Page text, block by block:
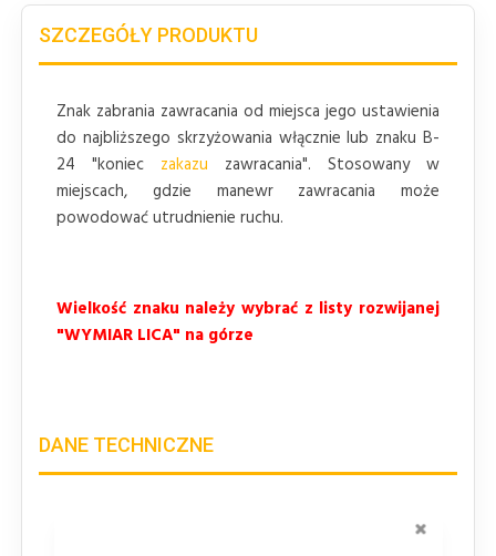
SZCZEGÓŁY PRODUKTU
Znak zabrania zawracania od miejsca jego ustawienia
do najbliższego skrzyżowania włącznie lub znaku B-
24 "koniec zakazu zawracania". Stosowany w
miejscach, gdzie manewr zawracania może
powodować utrudnienie ruchu.
Wielkość znaku należy wybrać z listy rozwijanej
"WYMIAR LICA" na górze
DANE TECHNICZNE